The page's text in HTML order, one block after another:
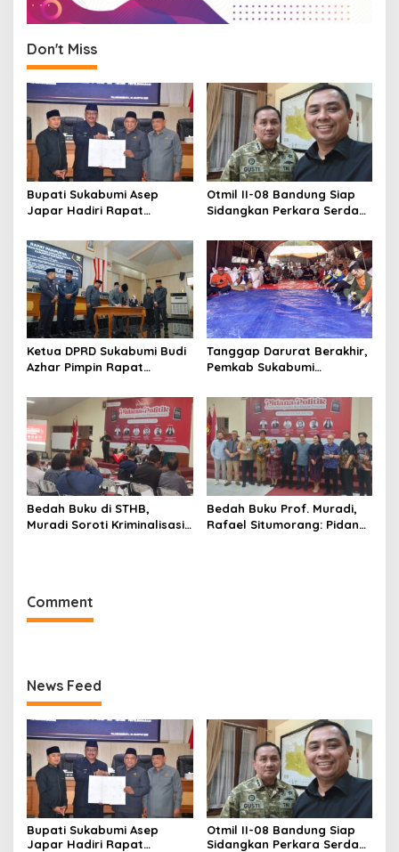
Don't Miss
Bupati Sukabumi Asep
Japar Hadiri Rapat
PPAS dan Raperda
Disabilitas
Otmil II-08 Bandung Siap
Sidangkan Perkara Serda
Korem Sunan Gunung Jati
Cirebon
Ketua DPRD Sukabumi Budi
Azhar Pimpin Rapat
dan Raperda Tirta Jaya
Tanggap Darurat Berakhir,
Pemkab Sukabumi
Dimulai
Bedah Buku di STHB,
Muradi Soroti Kriminalisasi
Bedah Buku Prof. Muradi,
Rafael Situmorang: Pidana
Comment
News Feed
Bupati Sukabumi Asep
Japar Hadiri Rapat
Otmil II-08 Bandung Siap
Sidangkan Perkara Serda